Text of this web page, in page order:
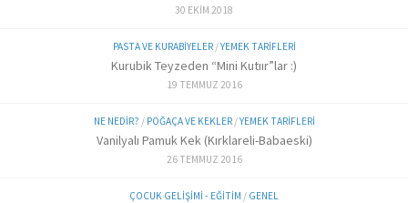
30 EKIM 2018
PASTA VE KURABIYELER/YEMEK TARIFLERI
Kurubik Teyzeden “Mini Kutıır”lar :)
19 TEMMUZ 2016
NE NEDIR? / POĞAÇA VE KEKLER/YEMEK TARIFLERI
Vanilyalı Pamuk Kek (Kırklareli-Babaeski)
26 TEMMUZ 2016
ÇOCUK GELIŞIMI - EĞITIM / GENEL